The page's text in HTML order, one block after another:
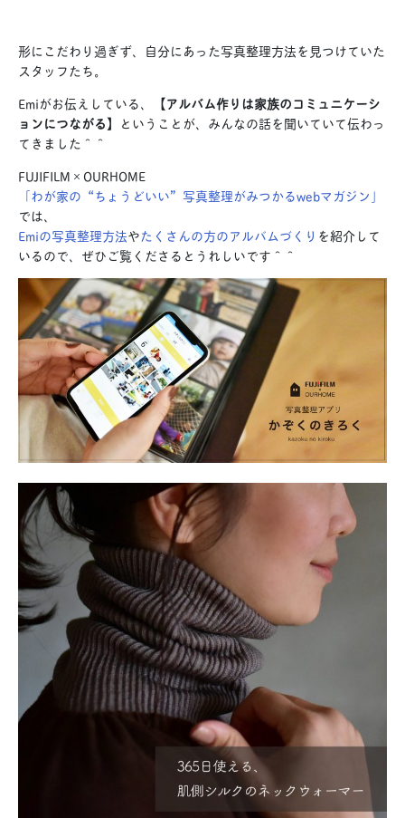
形にこだわり過ぎず、自分にあった写真整理方法を見つけていた
スタッフたち。
Emiがお伝えしている、
【アルバム作りは家族のコミュニケーシ
ョンにつながる】 ということが、みんなの話を聞いていて伝わっ
てきました＾＾
FUJIFILM×OURHOME
「わが家の“ちょうどいい”写真整理がみつかるwebマガジン」
では、
Emiの写真整理方法やたくさんの方のアルバムづくり を紹介して
いるので、ぜひご覧くださるとうれしいです＾＾